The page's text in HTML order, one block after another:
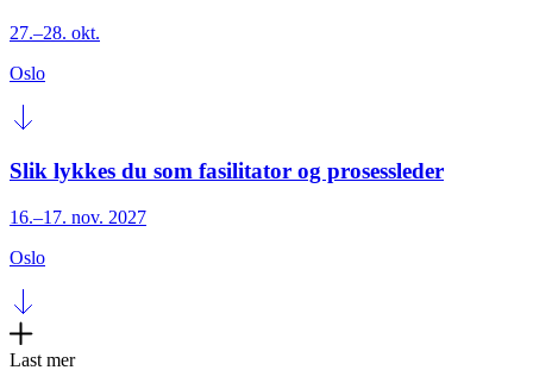
27.–28. okt.
Oslo
Slik lykkes du som fasilitator og prosessleder
16.–17. nov. 2027
Oslo
Last mer